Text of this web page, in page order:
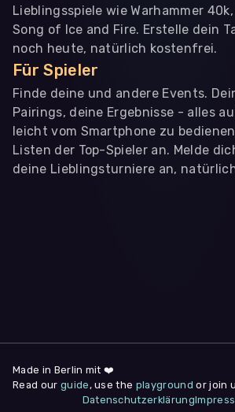
Lieblingsspiele wie Warhammer
Song of Ice and Fire. Erstelle dein
noch heute, natürlich kostenfrei.
Für Spieler
Finde deine und andere Events.
Pairings, deine Ergebnisse - alles
leicht vom Smartphone zu
Listen der Top-Spieler an. Melde
deine Lieblingsturniere an,
deine Zustimmung jederzeit unter "
am Seitenende widerrufen.
Made in Berlin mit ❤️
Read our guide , use the playground or join
Datenschutzerklärung